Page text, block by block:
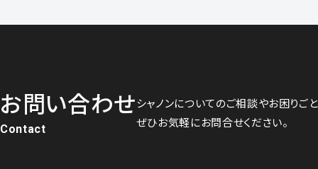
お問い合わせ
Contact
シャノンについてのご相談やお困りご
ぜひお気軽にお問合せください。